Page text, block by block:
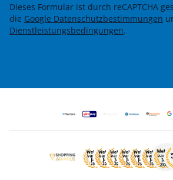
Dieses Formular ist durch reCAPTCHA
die Google Datenschutzbestimmungen
Dienstleistungsbedingungen.